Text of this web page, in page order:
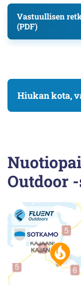
Vastuullisen
(PDF)
Hiukan kota,
Outdoor